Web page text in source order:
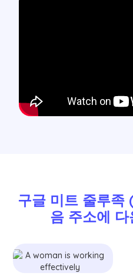
구글 미트 줄루족
음 주소에